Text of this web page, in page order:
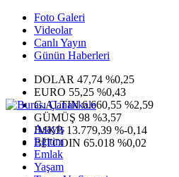
Foto Galeri
Videolar
Canlı Yayın
Günün Haberleri
DOLAR 47,74 %0,25
EURO 55,25 %0,43
G.ALTIN6.660,55 %2,59
GÜMÜŞ 98 %3,57
IMKB 13.779,39 %-0,14
BITCOIN 65.018 %0,02
Asayiş
Eğitim
Emlak
Yaşam